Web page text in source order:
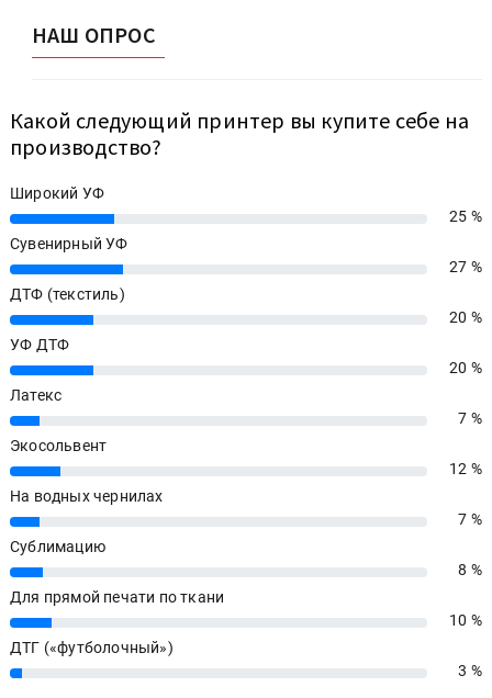
НАШ ОПРОС
Какой следующий принтер вы купите себе на
производство?
Широкий УФ
25%
25 %
Сувенирный УФ
27%
27 %
ДТФ (текстиль)
20%
20 %
УФ ДТФ
20%
20 %
Латекс
7%
7 %
Экосольвент
12%
12 %
На водных чернилах
7%
7 %
Сублимацию
8%
8 %
Для прямой печати по ткани
10%
10 %
ДТГ («футболочный»)
3% 3 %